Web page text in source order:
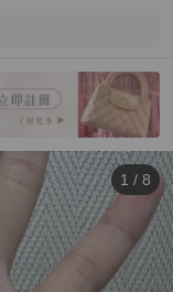
1 / 8